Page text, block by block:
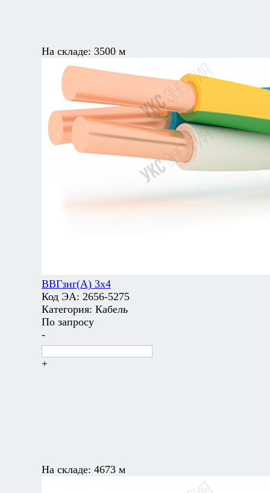
На складе: 3500 м
ВВГзнг(А) 3х4
Код ЭА: 2656-5275
Категория: Кабель
По запросу
-
+
На складе: 4673 м